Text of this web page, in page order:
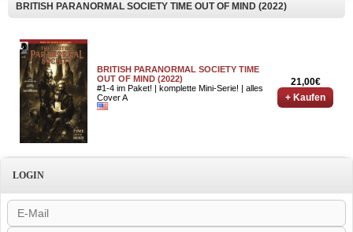
BRITISH PARANORMAL SOCIETY TIME OUT OF MIND (2022)
BRITISH PARANORMAL SOCIETY TIME
OUT OF MIND (2022)
#1-4 im Paket! | komplette Mini-Serie! | alles
Cover A
21,00€
+ Kaufen
LOGIN